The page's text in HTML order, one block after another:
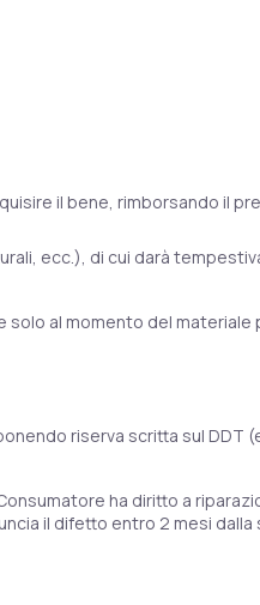
il bene, rimborsando il
ecc.), di cui darà
solo al momento del materiale
riserva scritta sul DDT
ha diritto a
il difetto entro 2 mesi dalla